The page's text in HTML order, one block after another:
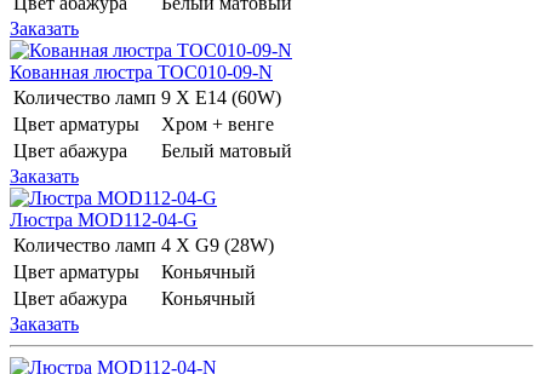
Заказать
Кованная люстра TOC010-09-N
Количество ламп 9 Х E14 (60W)
Цвет арматуры
Хром + венге
Цвет абажура
Белый матовый
Заказать
Люстра MOD112-04-G
Количество ламп 4 Х G9 (28W)
Цвет арматуры
Коньячный
Цвет абажура
Коньячный
Заказать